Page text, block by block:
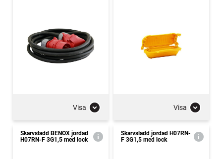
Visa Visa
Skarvsladd BENOX jordad
H07RN-F 3G1,5 med lock
Skarvsladd jordad H07RN-
F 3G1,5 med lock